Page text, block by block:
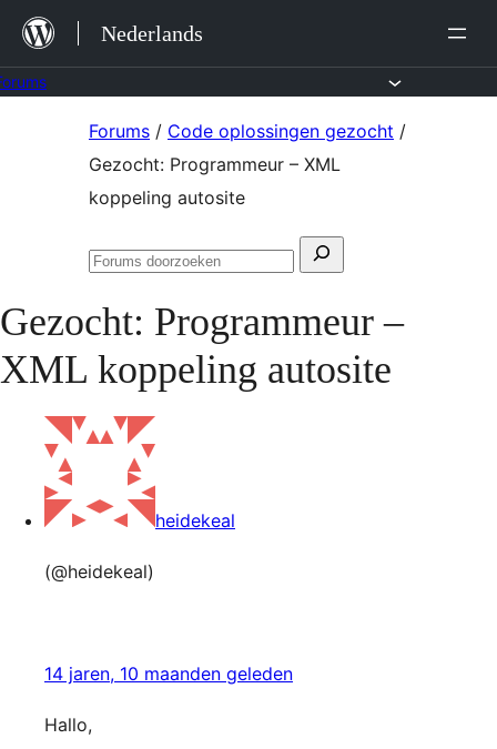
naar
de
Nederlands
Forums / Code oplossingen gezocht /
Gezocht: Programmeur – XML
koppeling autosite
Zoeken
Forums
Gezocht: Programmeur –
XML koppeling autosite
heidekeal
(@heidekeal)
14 jaren, 10 maanden geleden
Hallo,